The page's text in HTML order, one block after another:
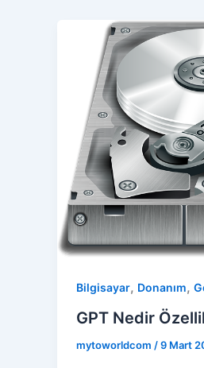
Bilgisayar, Donanım,
GPT Nedir
mytoworldcom /9 Mart